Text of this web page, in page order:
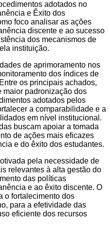
adotados no
e Êxito dos
foco analisar as ações
discente e ao sucesso
dos mecanismos de
instituição.
de aprimoramento nos
dos índices de
os principais achados,
maior padronização dos
adotados pelos
a comparabilidade e a
em nível institucional.
buscam apoiar a tomada
de ações mais eficazes
e do êxito dos estudantes.
pela necessidade de
relevantes à alta gestão do
das políticas
e ao êxito discente. O
o fortalecimento dos
para a efetividade das
eficiente dos recursos